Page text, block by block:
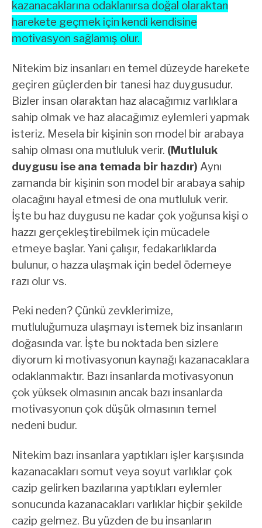
kazanacaklarına odaklanırsa doğal olaraktan
harekete geçmek için kendi kendisine
motivasyon sağlamış olur.
Nitekim biz insanları en temel düzeyde harekete
geçiren güçlerden bir tanesi haz duygusudur.
Bizler insan olaraktan haz alacağımız varlıklara
sahip olmak ve haz alacağımız eylemleri yapmak
isteriz. Mesela bir kişinin son model bir arabaya
sahip olması ona mutluluk verir. (Mutluluk
duygusu ise ana temada bir hazdır) Aynı
zamanda bir kişinin son model bir arabaya sahip
olacağını hayal etmesi de ona mutluluk verir.
İşte bu haz duygusu ne kadar çok yoğunsa kişi o
hazzı gerçekleştirebilmek için mücadele
etmeye başlar. Yani çalışır, fedakarlıklarda
bulunur, o hazza ulaşmak için bedel ödemeye
razı olur vs.
Peki neden? Çünkü zevklerimize,
mutluluğumuza ulaşmayı istemek biz insanların
doğasında var. İşte bu noktada ben sizlere
diyorum ki motivasyonun kaynağı kazanacaklara
odaklanmaktır. Bazı insanlarda motivasyonun
çok yüksek olmasının ancak bazı insanlarda
motivasyonun çok düşük olmasının temel
nedeni budur.
Nitekim bazı insanlara yaptıkları işler karşısında
kazanacakları somut veya soyut varlıklar çok
cazip gelirken bazılarına yaptıkları eylemler
sonucunda kazanacakları varlıklar hiçbir şekilde
cazip gelmez. Bu yüzden de bu insanların